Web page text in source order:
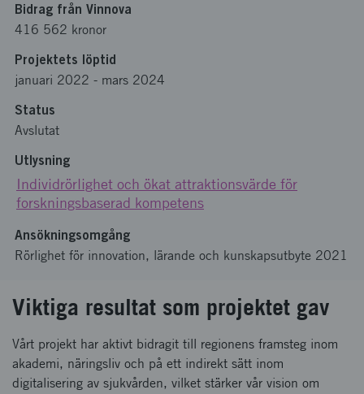
Bidrag från Vinnova
416 562 kronor
Projektets löptid
januari 2022 - mars 2024
Status
Avslutat
Utlysning
Individrörlighet och ökat attraktionsvärde för
forskningsbaserad kompetens
Ansökningsomgång
Rörlighet för innovation, lärande och kunskapsutbyte 2021
Viktiga resultat som projektet gav
Vårt projekt har aktivt bidragit till regionens framsteg inom
akademi, näringsliv och på ett indirekt sätt inom
digitalisering av sjukvården, vilket stärker vår vision om